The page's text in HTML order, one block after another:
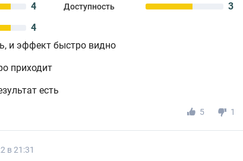
4 Доступность 3
4
и эффект быстро видно
приходит
есть
5 1
в 21:31